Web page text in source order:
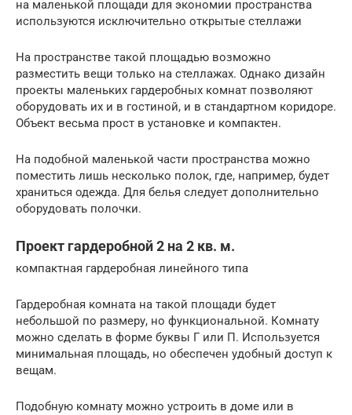
на маленькой площади для экономии пространства
используются исключительно открытые стеллажи
На пространстве такой площадью возможно
разместить вещи только на стеллажах. Однако дизайн
проекты маленьких гардеробных комнат позволяют
оборудовать их и в гостиной, и в стандартном коридоре.
Объект весьма прост в установке и компактен.
На подобной маленькой части пространства можно
поместить лишь несколько полок, где, например, будет
храниться одежда. Для белья следует дополнительно
оборудовать полочки.
Проект гардеробной 2 на 2 кв. м.
компактная гардеробная линейного типа
Гардеробная комната на такой площади будет
небольшой по размеру, но функциональной. Комнату
можно сделать в форме буквы Г или П. Используется
минимальная площадь, но обеспечен удобный доступ к
вещам.
Подобную комнату можно устроить в доме или в